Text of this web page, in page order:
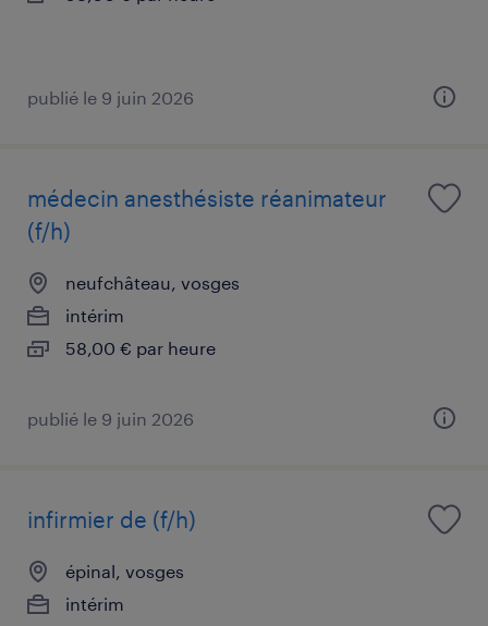
publié le 9 juin 2026
médecin anesthésiste réanimateur
(f/h)
neufchâteau, vosges
intérim
58,00 € par heure
publié le 9 juin 2026
infirmier de (f/h)
épinal, vosges
intérim